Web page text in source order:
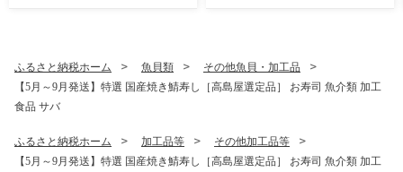
ふるさと納税ホーム 魚貝類
その他魚貝・加工品
【5月～9月発送】特選 国産焼き鯖寿し［高島屋選定品］ お寿司 魚介類 加工
食品 サバ
ふるさと納税ホーム 加工品等
その他加工品等
【5月～9月発送】特選 国産焼き鯖寿し［高島屋選定品］ お寿司 魚介類 加工